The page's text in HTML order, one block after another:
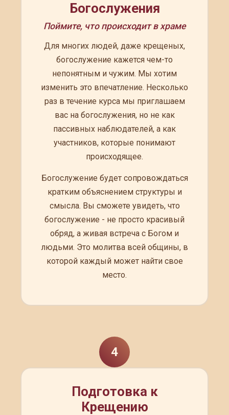
Богослужения
Поймите, что происходит в храме
Для многих людей, даже крещеных,
богослужение кажется чем-то
непонятным и чужим. Мы хотим
изменить это впечатление. Несколько
раз в течение курса мы приглашаем
вас на богослужения, но не как
пассивных наблюдателей, а как
участников, которые понимают
происходящее.
Богослужение будет сопровождаться
кратким объяснением структуры и
смысла. Вы сможете увидеть, что
богослужение - не просто красивый
обряд, а живая встреча с Богом и
людьми. Это молитва всей общины, в
которой каждый может найти свое
место.
4
Подготовка к
Крещению